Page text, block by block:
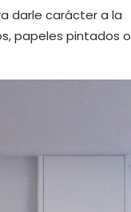
darle carácter a la
papeles pintados o